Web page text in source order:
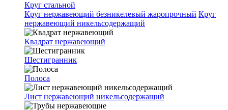
Круг стальной
Круг нержавеющий безникелевый жаропрочный Круг
нержавеющий никельсодержащий
Квадрат нержавеющий
Шестигранник
Полоса
Лист нержавеющий никельсодержащий